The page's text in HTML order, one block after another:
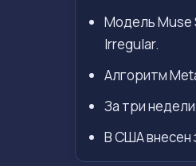
Модель Muse
Irregular.
Алгоритм
За три
В США внесен